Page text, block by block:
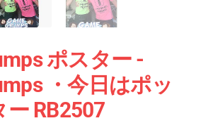
ポスター -
・今日はポッ
RB2507